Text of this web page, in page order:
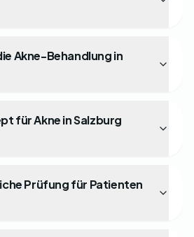
Akne-Behandlung in
für Akne in Salzburg
Prüfung für Patienten